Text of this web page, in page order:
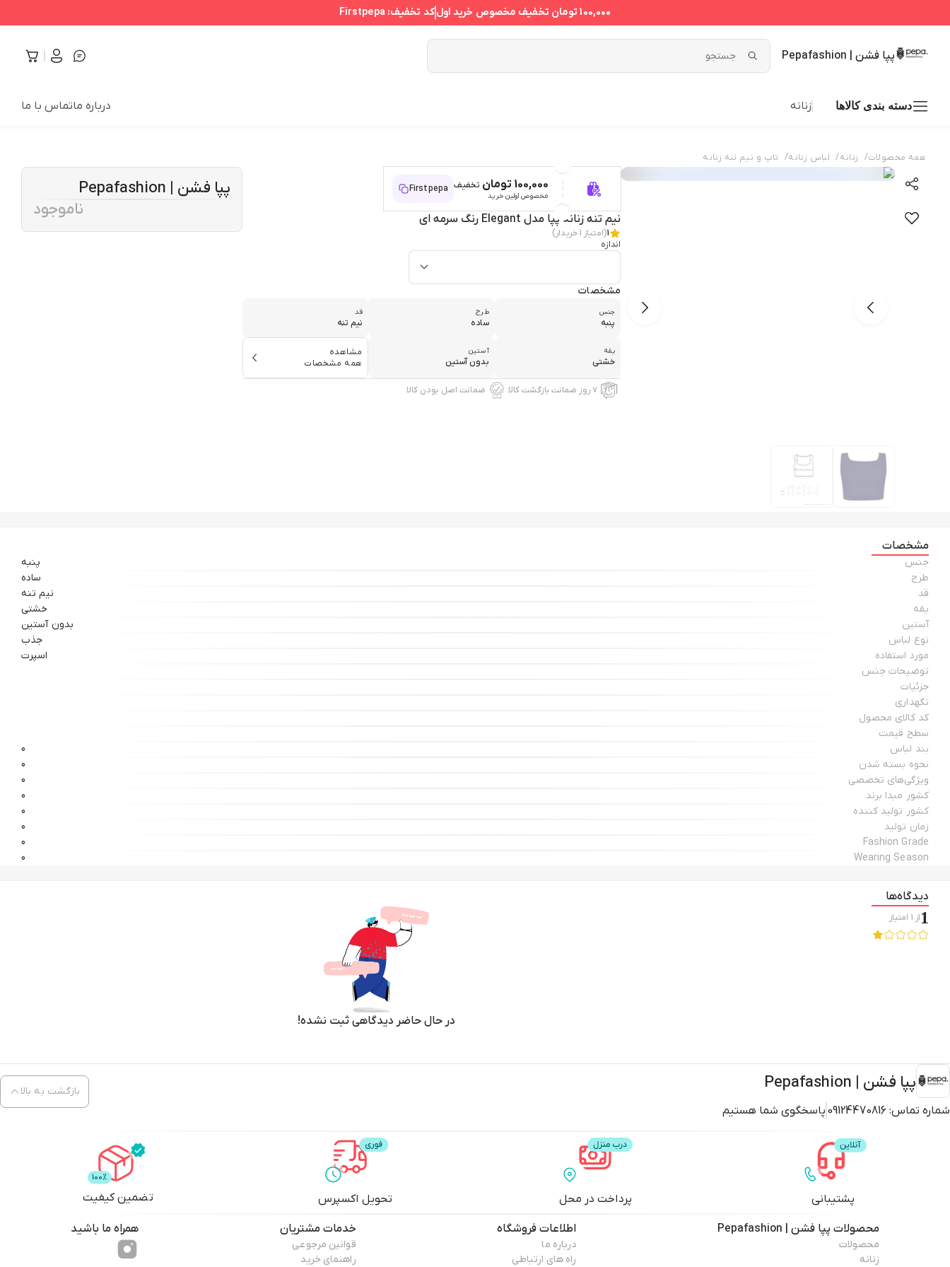
100,000 تومان تخفیف مخصوص خرید اولکد تخفیف:Firstpepa
پپا فشن | Pepafashion
دسته بندی کالاها زنانه درباره ماتماس با ما
همه محصولات/ زنانه/ لباس زنانه/ تاپ و نیم تنه زنانه
100,000 تومان تخفیف
مخصوص اولین خرید
Firstpepa
نیم تنه زنانه پپا مدل Elegant رنگ سرمه ای
1(امتیاز 1خریدار)
اندازه
مشخصات
جنس
پنبه
طرح
ساده
قد
نیم تنه
یقه
خشتی
آستین
بدون آستین
مشاهده
همه مشخصات
۷ روز ضمانت بازگشت کالا ضمانت اصل بودن کالا
پپا فشن | Pepafashion
ناموجود
مشخصات
جنس
پنبه
طرح
ساده
قد
نیم تنه
یقه
خشتی
آستین
بدون آستین
نوع لباس
جذب
مورد استفاده
اسپرت
توضیحات جنس
جزئیات
نگهداری
کد کالای محصول
سطح قیمت
بند لباس
0
نحوه بسته شدن
0
ویژگی‌های تخصصی
0
کشور مبدا برند
0
کشور تولید کننده
0
زمان تولید
0
Fashion Grade
0
Wearing Season
0
دیدگاه‌ها
1از 1 امتیاز
در حال حاضر دیدگاهی ثبت نشده!
پپا فشن | Pepafashion
شماره تماس: 09124470816 پاسخگوی شما هستیم
بازگشت به بالا
پشتیبانی پرداخت در محل تحویل اکسپرس تضمین کیفیت
محصولات پپا فشن | Pepafashion
محصولات
زنانه
اطلاعات فروشگاه
درباره ما
راه های ارتباطی
خدمات مشتریان
قوانین مرجوعی
راهنمای خرید
همراه ما باشید